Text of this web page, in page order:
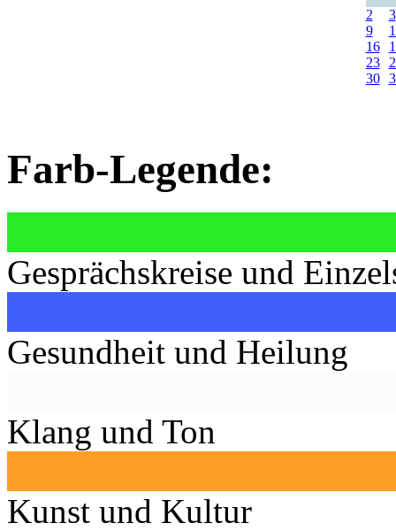
2
3
9
16
23
30
Farb-Legende:
Gesprächskreise und
Gesundheit und Heilung
Klang und Ton
Kunst und Kultur